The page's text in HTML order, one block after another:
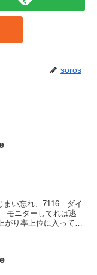
soros
い忘れ、7116 ダイ
ニターしてれば逃
がり率上位に入ってき